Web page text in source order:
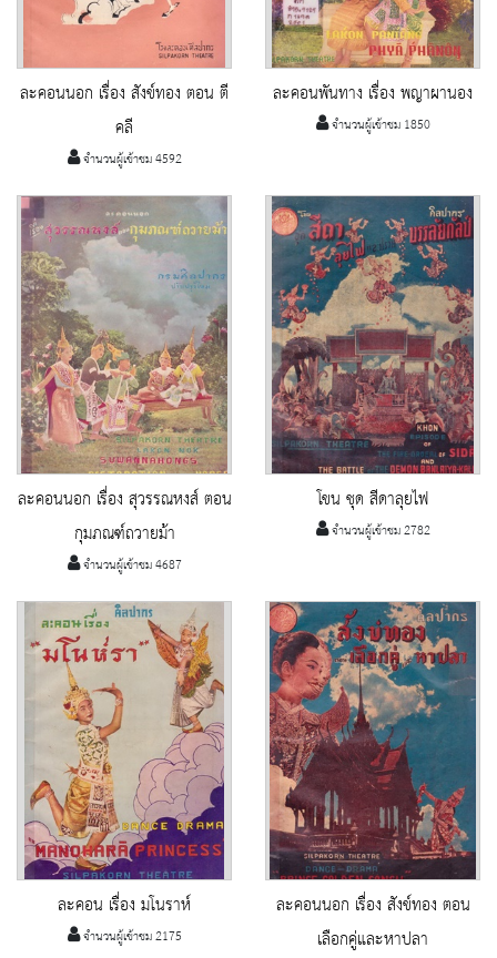
ละคอนนอก เรื่อง สังข์ทอง ตอน ตี
คลี
จำนวนผู้เข้าชม 4592
ละคอนพันทาง เรื่อง พญาผานอง
จำนวนผู้เข้าชม 1850
ละคอนนอก เรื่อง สุวรรณหงส์ ตอน
กุมภณฑ์ถวายม้า
จำนวนผู้เข้าชม 4687
โขน ชุด สีดาลุยไฟ
จำนวนผู้เข้าชม 2782
ละคอน เรื่อง มโนราห์
จำนวนผู้เข้าชม 2175
ละคอนนอก เรื่อง สังข์ทอง ตอน
เลือกคู่และหาปลา